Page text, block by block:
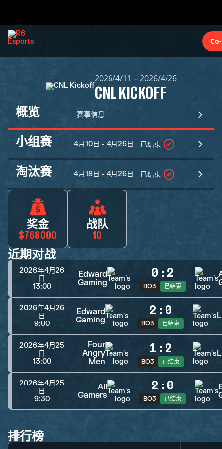
2026/4/11 – 2026/4/26
CNL KICKOFF
概览 赛事信息
小组赛 4月10日 - 4月26日 已结束
淘汰赛 4月18日 - 4月26日 已结束
奖金
$768000
战队
10
近期对战
2026年4月26
日
13:00
Edward
Gaming
0 : 2
BO3 已结束
2026年4月26
日
9:00
Edward
Gaming
2 : 0
BO3 已结束
2026年4月25
日
13:00
Four
Angry
Men
1 : 2
BO3 已结束
2026年4月25
日
9:30
All
Gamers
2 : 0
BO3 已结束
排行榜